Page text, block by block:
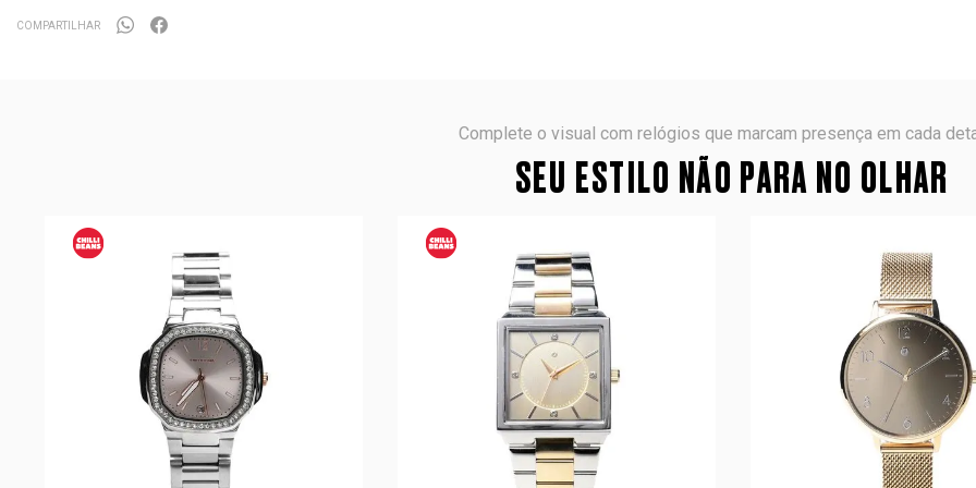
COMPARTILHAR
Complete o visual com relógios que marcam presença em cada
SEU ESTILO NÃO PARA NO OLHAR